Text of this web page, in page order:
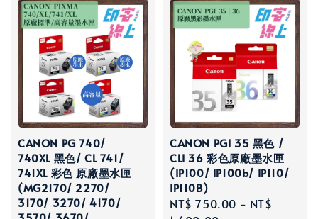
CANON PG 740/
740XL 黑色/ CL 741/
741XL 彩色 原廠墨水匣
(MG2170/ 2270/
3170/ 3270/ 4170/
CANON PGI 35 黑色 /
CLI 36 彩色原廠墨水匣
(IP100/ IP100b/ IP110/
IP110B)
Regular
NT$ 750.00 - NT$